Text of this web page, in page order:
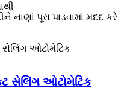
નાણાં પૂરા પાડવામાં મદદ કરે
સેલિંગ ઓટોમેટિક